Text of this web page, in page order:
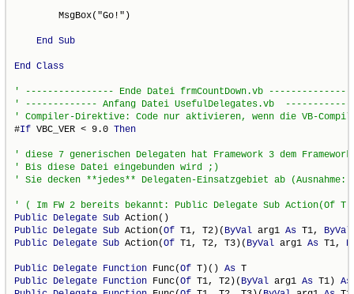
        MsgBox("Go!")
End Sub
End Class
' ---------------- Ende Datei frmCountDown.vb
' ------------- Anfang Datei UsefulDelegates.vb
' Compiler-Direktive: Code nur aktivieren, wenn die VB-
#If VBC_VER < 9.0 Then
' diese 7 generischen Delegaten hat Framework 3 dem
' Bis diese Datei eingebunden wird ;)
' Sie decken **jedes** Delegaten-Einsatzgebiet ab (Ausnahme:
' ( Im FW 2 bereits bekannt: Public Delegate Sub Action(Of
Public Delegate Sub
Public Delegate Sub Action(Of T1, T2)( ByVal arg1 As T1, ByVal
Public Delegate Sub Action(Of T1, T2, T3)( ByVal arg1 As T1,
Public Delegate Function Func(Of T)() As
Public Delegate Function Func(Of T1, T2)( ByVal arg1 As T1) As